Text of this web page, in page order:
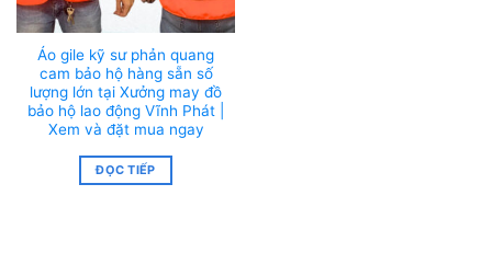
Áo gile kỹ sư phản quang
cam bảo hộ hàng sẵn số
lượng lớn tại Xưởng may đồ
bảo hộ lao động Vĩnh Phát |
Xem và đặt mua ngay
ĐỌC TIẾP